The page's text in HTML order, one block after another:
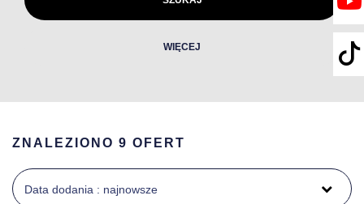
WIĘCEJ
ZNALEZIONO 9 OFERT
Data dodania : najnowsze